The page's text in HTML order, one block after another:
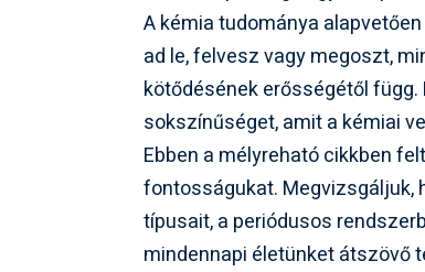
A kémia tudománya
ad le, felvesz vagy megoszt,
kötődésének erősségétől
sokszínűséget, amit a kémiai
Ebben a mélyreható cikkben
fontosságukat. Megvizsgáljuk,
típusait, a periódusos
mindennapi életünket átszövő